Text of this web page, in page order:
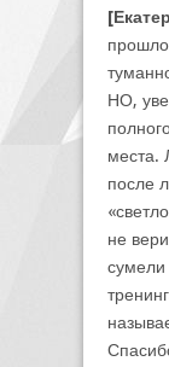
НО,
места.
после
не
сумели